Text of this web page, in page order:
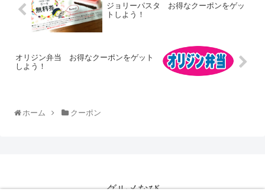
ジョリーパスタ お得なクーポンをゲッ
トしよう！
オリジン弁当 お得なクーポンをゲット
しよう！
ホーム クーポン
グルメなび